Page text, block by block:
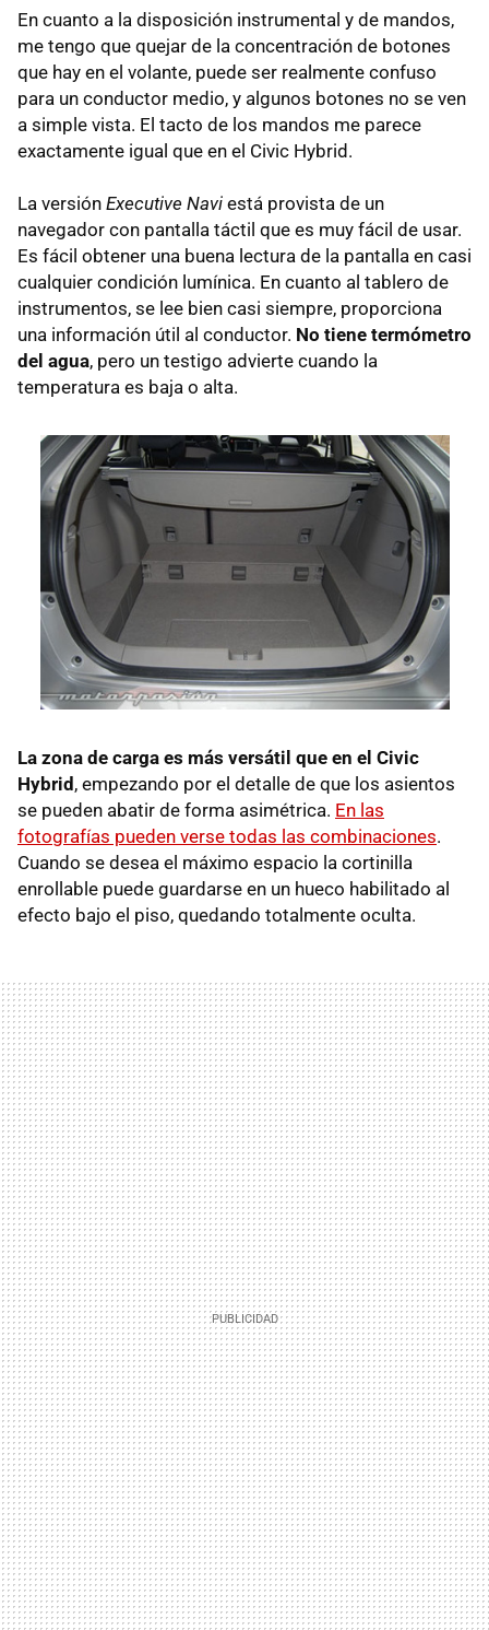
En cuanto a la disposición instrumental y de mandos,
me tengo que quejar de la concentración de botones
que hay en el volante, puede ser realmente confuso
para un conductor medio, y algunos botones no se ven
a simple vista. El tacto de los mandos me parece
exactamente igual que en el Civic Hybrid.
La versión Executive Navi está provista de un
navegador con pantalla táctil que es muy fácil de usar.
Es fácil obtener una buena lectura de la pantalla en casi
cualquier condición lumínica. En cuanto al tablero de
instrumentos, se lee bien casi siempre, proporciona
una información útil al conductor. No tiene termómetro
del agua, pero un testigo advierte cuando la
temperatura es baja o alta.
La zona de carga es más versátil que en el Civic
Hybrid , empezando por el detalle de que los asientos
se pueden abatir de forma asimétrica. En las
fotografías pueden verse todas las combinaciones.
Cuando se desea el máximo espacio la cortinilla
enrollable puede guardarse en un hueco habilitado al
efecto bajo el piso, quedando totalmente oculta.